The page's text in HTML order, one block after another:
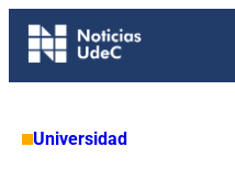
Saltar
Universidad